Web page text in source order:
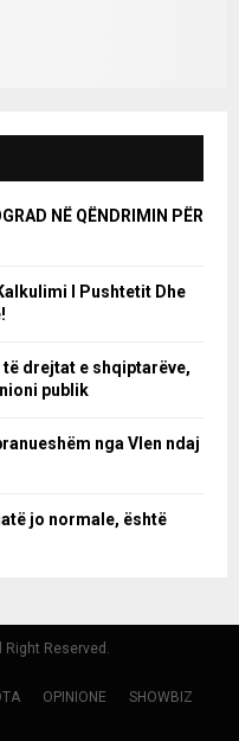
NË QËNDRIMIN PËR
I Pushtetit Dhe
drejtat e shqiptarëve,
publik
nga Vlen ndaj
jo normale, është
Right Reserved.
OPINIONE
SHOWBIZ